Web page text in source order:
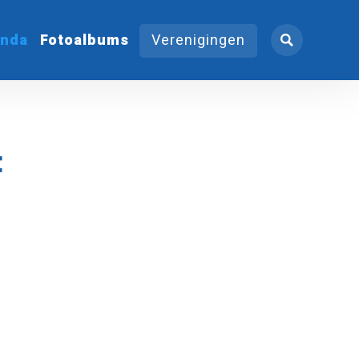
Fotoalbums Verenigingen